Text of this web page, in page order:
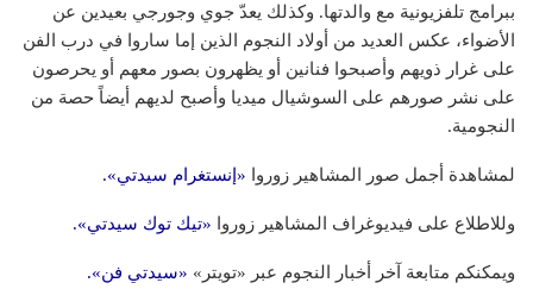
ببرامج تلفزيونية مع والدتها. وكذلك يعدّ جوي وجورجي بعيدين عن
الأضواء، عكس العديد من أولاد النجوم الذين إما ساروا في درب الفن
على غرار ذويهم وأصبحوا فنانين أو يظهرون بصور معهم أو يحرصون
على نشر صورهم على السوشيال ميديا وأصبح لديهم أيضاً حصة من
النجومية.
لمشاهدة أجمل صور المشاهير زوروا «إنستغرام سيدتي».
وللاطلاع على فيديوغراف المشاهير زوروا «تيك توك سيدتي».
ويمكنكم متابعة آخر أخبار النجوم عبر «تويتر» «سيدتي فن».